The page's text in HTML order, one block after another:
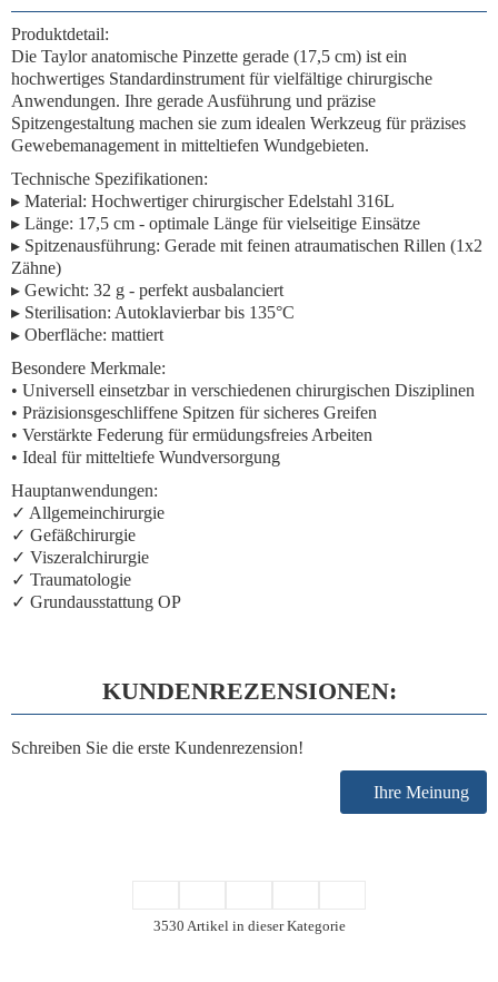
Produktdetail:
Die Taylor anatomische Pinzette gerade (17,5 cm) ist ein
hochwertiges Standardinstrument für vielfältige chirurgische
Anwendungen. Ihre gerade Ausführung und präzise
Spitzengestaltung machen sie zum idealen Werkzeug für präzises
Gewebemanagement in mitteltiefen Wundgebieten.
Technische Spezifikationen:
▸ Material: Hochwertiger chirurgischer Edelstahl 316L
▸ Länge: 17,5 cm - optimale Länge für vielseitige Einsätze
▸ Spitzenausführung: Gerade mit feinen atraumatischen Rillen (1x2
Zähne)
▸ Gewicht: 32 g - perfekt ausbalanciert
▸ Sterilisation: Autoklavierbar bis 135°C
▸ Oberfläche: mattiert
Besondere Merkmale:
• Universell einsetzbar in verschiedenen chirurgischen Disziplinen
• Präzisionsgeschliffene Spitzen für sicheres Greifen
• Verstärkte Federung für ermüdungsfreies Arbeiten
• Ideal für mitteltiefe Wundversorgung
Hauptanwendungen:
✓ Allgemeinchirurgie
✓ Gefäßchirurgie
✓ Viszeralchirurgie
✓ Traumatologie
✓ Grundausstattung OP
KUNDENREZENSIONEN:
Schreiben Sie die erste Kundenrezension!
Ihre Meinung
3530 Artikel in dieser Kategorie